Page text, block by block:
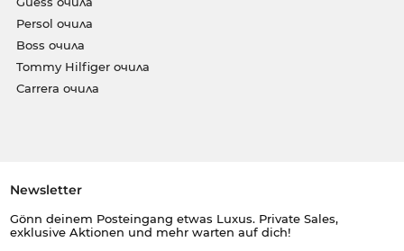
Persol очила
Boss очила
Tommy Hilfiger очила
Carrera очила
Newsletter
Gönn deinem Posteingang etwas Luxus. Private Sales,
exklusive Aktionen und mehr warten auf dich!